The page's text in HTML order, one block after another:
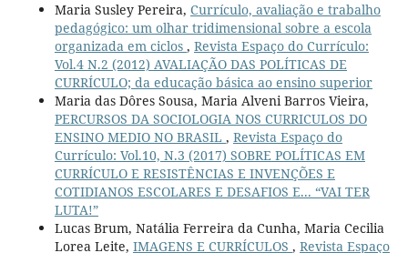
Maria Susley Pereira, Currículo, avaliação e trabalho
pedagógico: um olhar tridimensional sobre a escola
organizada em ciclos , Revista Espaço do Currículo:
Vol.4 N.2 (2012) AVALIAÇÃO DAS POLÍTICAS DE
CURRÍCULO; da educação básica ao ensino superior
Maria das Dôres Sousa, Maria Alveni Barros Vieira,
PERCURSOS DA SOCIOLOGIA NOS CURRICULOS DO
ENSINO MEDIO NO BRASIL , Revista Espaço do
Currículo: Vol.10, N.3 (2017) SOBRE POLÍTICAS EM
CURRÍCULO E RESISTÊNCIAS E INVENÇÕES E
COTIDIANOS ESCOLARES E DESAFIOS E... “VAI TER
LUTA!”
Lucas Brum, Natália Ferreira da Cunha, Maria Cecilia
Lorea Leite, IMAGENS E CURRÍCULOS , Revista Espaço